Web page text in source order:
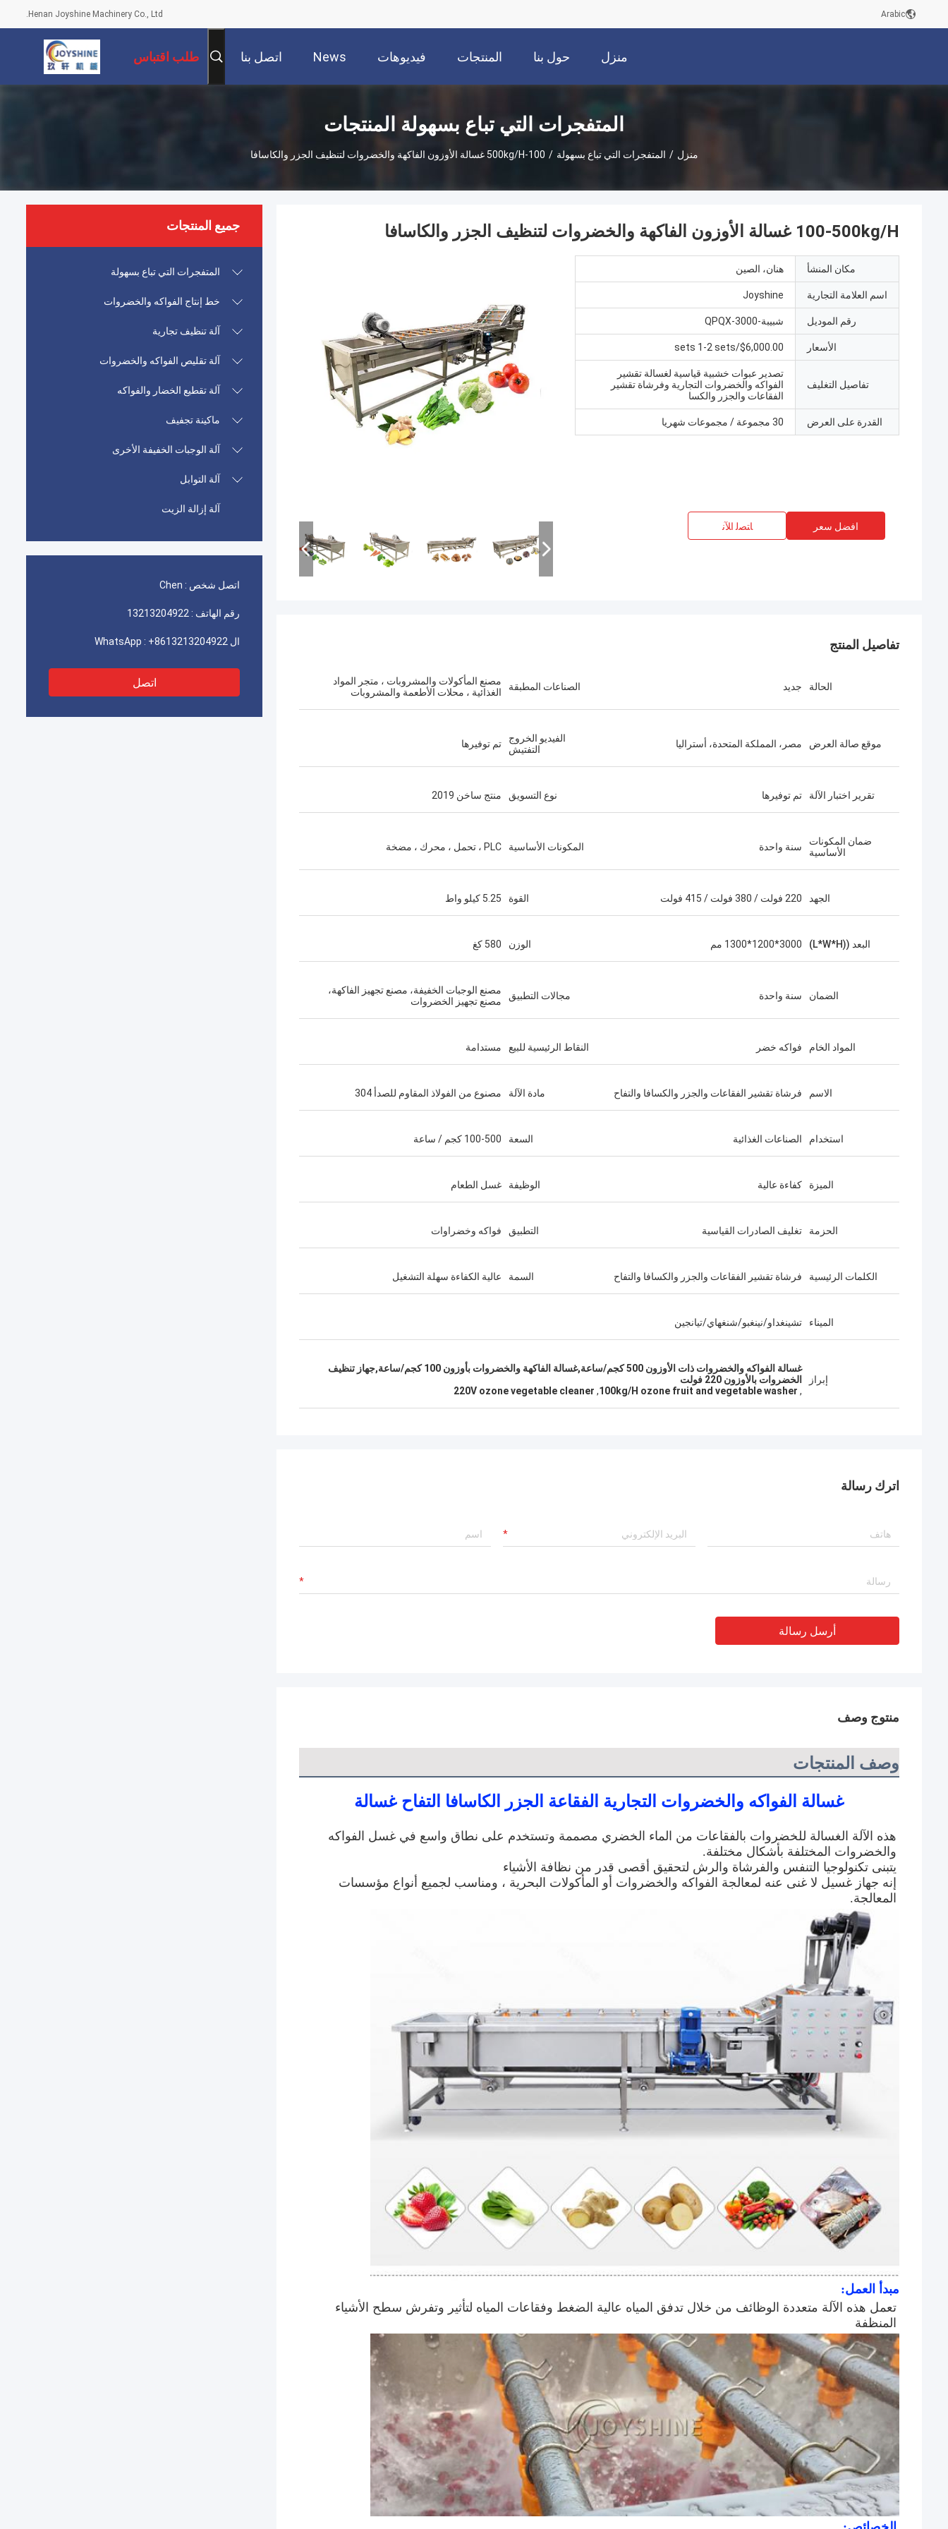
Henan Joyshine Machinery Co., Ltd. Arabic
منزل حول بنا المنتجات فيديوهات News اتصل بنا طلب اقتباس
المتفجرات التي تباع بسهولة المنتجات
منزل / المتفجرات التي تباع بسهولة / 100-500kg/H غسالة الأوزون الفاكهة والخضروات لتنظيف الجزر والكاسافا
جميع المنتجات
المتفجرات التي تباع بسهولة
خط إنتاج الفواكه والخضروات
آلة تنظيف تجارية
آلة تقليص الفواكه والخضروات
آلة تقطيع الخضار والفواكه
ماكينة تجفيف
آلة الوجبات الخفيفة الأخرى
آلة التوابل
آلة إزالة الزيت
اتصل شخص : Chen
رقم الهاتف : 13213204922
ال WhatsApp : +8613213204922
اتصل
100-500kg/H غسالة الأوزون الفاكهة والخضروات لتنظيف الجزر والكاسافا
مكان المنشأ هنان، الصين
اسم العلامة التجارية Joyshine
رقم الموديل شبيبة-QPQX-3000
الأسعار $6,000.00/sets 1-2 sets
تفاصيل التغليف
تصدير عبوات خشبية قياسية لغسالة تقشير
الفواكه والخضروات التجارية وفرشاة تقشير
الفقاعات والجزر والكسا
القدرة على العرض 30 مجموعة / مجموعات شهريا
افضل سعر ﺎﺘﺼﻟ ﺍﻶﻧ
تفاصيل المنتج
الحالة جديد الصناعات المطبقة
مصنع المأكولات والمشروبات ، متجر المواد
الغذائية ، محلات الأطعمة والمشروبات
موقع صالة العرض مصر، المملكة المتحدة، أستراليا
الفيديو الخروج
التفتيش
تم توفيرها
تقرير اختبار الآلة تم توفيرها نوع التسويق منتج ساخن 2019
ضمان المكونات
الأساسية
سنة واحدة المكونات الأساسية PLC ، تحمل ، محرك ، مضخة
الجهد 220 فولت / 380 فولت / 415 فولت القوة 5.25 كيلو واط
البعد ((L*W*H) 3000*1200*1300 مم الوزن 580 كغ
الضمان سنة واحدة مجالات التطبيق
مصنع الوجبات الخفيفة، مصنع تجهيز الفاكهة،
مصنع تجهيز الخضروات
المواد الخام فواكه خضر النقاط الرئيسية للبيع مستدامة
الاسم فرشاة تقشير الفقاعات والجزر والكسافا والتفاح مادة الآلة مصنوع من الفولاذ المقاوم للصدأ 304
استخدام الصناعات الغذائية السعة 100-500 كجم / ساعة
الميزة كفاءة عالية الوظيفة غسل الطعام
الحزمة تغليف الصادرات القياسية التطبيق فواكه وخضراوات
الكلمات الرئيسية فرشاة تقشير الفقاعات والجزر والكسافا والتفاح السمة عالية الكفاءة سهلة التشغيل
الميناء تشينغداو/نينغبو/شنغهاي/تيانجين
إبراز
غسالة الفواكه والخضروات ذات الأوزون 500 كجم/ساعة,غسالة الفاكهة والخضروات بأوزون 100 كجم/ساعة,جهاز تنظيف
الخضروات بالأوزون 220 فولت
,
100kg/H ozone fruit and vegetable washer
,
220V ozone vegetable cleaner
اترك رسالة
أرسل رسالة
منتوج وصف
وصف المنتجات
غسالة الفواكه والخضروات التجارية الفقاعة الجزر الكاسافا التفاح غسالة
والخضروات المختلفة بأشكال مختلفة.
يتبنى تكنولوجيا التنفس والفرشاة والرش لتحقيق أقصى قدر من نظافة الأشياء
المعالجة.
مبدأ العمل:
المنظفة